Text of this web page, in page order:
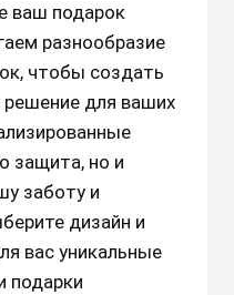
ваш подарок
разнообразие
чтобы создать
решение для ваших
защита, но и
заботу и
дизайн и
вас уникальные
подарки